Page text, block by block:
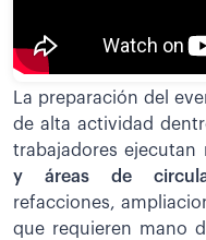
La preparación del
de alta actividad
trabajadores ejecutan
y áreas de
refacciones,
que requieren mano